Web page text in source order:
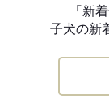
「新
子犬の新